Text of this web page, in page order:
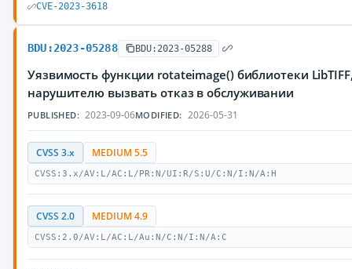
CVE-2023-3618
BDU:2023-05288 BDU:2023-05288
Уязвимость функции rotateimage() библиотеки
нарушителю вызвать отказ в обслуживании
PUBLISHED: 2023-09-06MODIFIED: 2026-05-31
CVSS 3.x MEDIUM 5.5
CVSS:3.x/AV:L/AC:L/PR:N/UI:R/S:U/C:N/I:N/A:H
CVSS 2.0 MEDIUM 4.9
CVSS:2.0/AV:L/AC:L/Au:N/C:N/I:N/A:C